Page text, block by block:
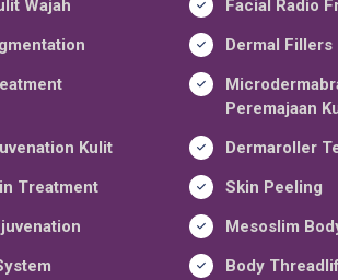
Wajah
Facial Radio
Dermal Fillers
Peremajaan
Kulit
Dermaroller
Treatment
Skin Peeling
Mesoslim
Body